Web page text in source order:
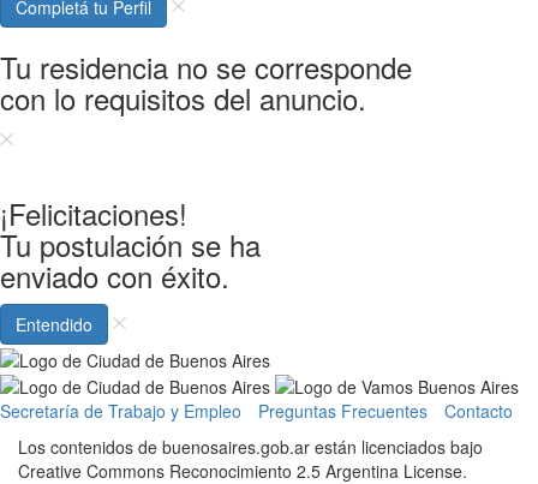
Completá tu Perfil
Tu residencia no se corresponde
con lo requisitos del anuncio.
¡Felicitaciones!
Tu postulación se ha
enviado con éxito.
Entendido
Información
gubernamental
Secretaría de Trabajo y Empleo Preguntas Frecuentes
Contacto
Los contenidos de buenosaires.gob.ar están licenciados bajo
Creative Commons Reconocimiento 2.5 Argentina License.